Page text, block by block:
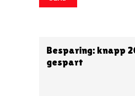
Besparing: knapp
gespart